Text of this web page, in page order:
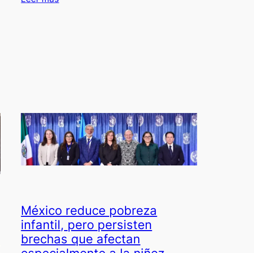
México reduce pobreza
infantil, pero persisten
brechas que afectan